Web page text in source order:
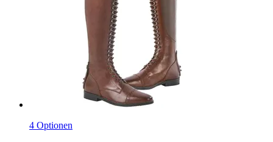
4 Optionen